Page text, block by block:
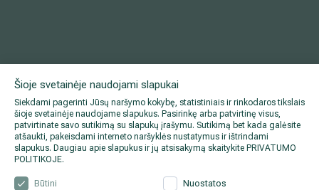
Šioje svetainėje naudojami slapukai
Siekdami pagerinti Jūsų naršymo kokybę, statistiniais ir rinkodaros tikslais
šioje svetainėje naudojame slapukus. Pasirinkę arba patvirtinę visus,
patvirtinate savo sutikimą su slapukų įrašymu. Sutikimą bet kada galėsite
atšaukti, pakeisdami interneto naršyklės nustatymus ir ištrindami
slapukus. Daugiau apie slapukus ir jų atsisakymą skaitykite PRIVATUMO
POLITIKOJE.
Būtini Nuostatos